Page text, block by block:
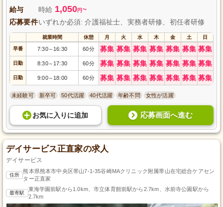
給与 時給 1,050円 ~
応募要件いずれか必須: 介護福祉士、実務者研修、初任者研修
就業時間 休憩 月 火 水 木 金 土 日
早番 7:30～ 16:30 60分 募集 募集 募集 募集 募集 募集 募集
日勤 8:30～ 17:30 60分 募集 募集 募集 募集 募集 募集 募集
日勤 9:00～ 18:00 60分 募集 募集 募集 募集 募集 募集 募集
未経験可 新卒可 50代活躍 40代活躍 年齢不問 女性が活躍
お気に入り に追加 応募画面へ進む
デイサービス正直家の求人
デイサービス
住所
熊本県熊本市中央区帯山7-1-35谷崎MAクリニック附属帯山在宅総合ケアセン
ター正直家
最寄駅
東海学園前駅から1.0km、市立体育館前駅から2.7km、水前寺公園駅から
2.7km